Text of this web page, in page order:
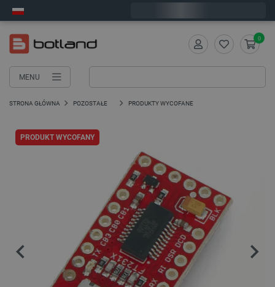
MENU
0
STRONA GŁÓWNA POZOSTAŁE PRODUKTY WYCOFANE
PRODUKT WYCOFANY